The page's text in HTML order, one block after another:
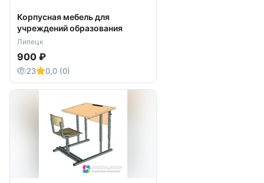
Корпусная мебель для
учреждений образования
Липецк
900 ₽
23 0,0 (0)